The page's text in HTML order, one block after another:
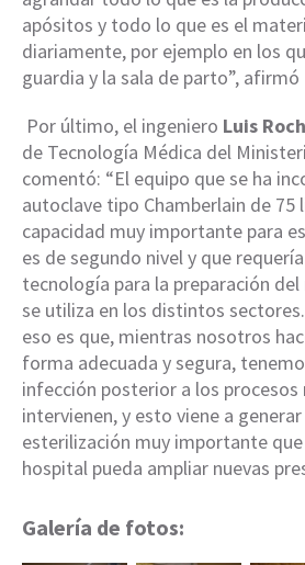
apósitos y todo lo que es el
diariamente, por ejemplo en los
guardia y la sala de parto”, afirmó
Por último, el ingeniero Luis
de Tecnología Médica del
comentó: “El equipo que se ha
autoclave tipo Chamberlain de 75
capacidad muy importante para
es de segundo nivel y que
tecnología para la preparación
se utiliza en los distintos
eso es que, mientras nosotros
forma adecuada y segura,
infección posterior a los procesos
intervienen, y esto viene a
esterilización muy importante
hospital pueda ampliar nuevas
Galería de fotos: